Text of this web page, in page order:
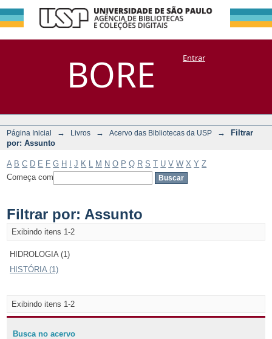
BORE
Filtrar por:
Assunto
DSpace/Manakin + CoriscoEntrar
Página Inicial → Livros → Acervo das Bibliotecas da USP →
Filtrar
por: Assunto
A B C D E F G H J K M N O P Q R S T U V W X Y Z
Começa com
Filtrar por: Assunto
Exibindo itens 1-2
HIDROLOGIA (1)
HISTÓRIA (1)
Exibindo itens 1-2
Busca no acervo